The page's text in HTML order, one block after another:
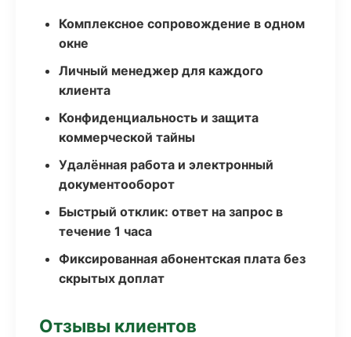
Комплексное сопровождение в одном
окне
Личный менеджер для каждого
клиента
Конфиденциальность и защита
коммерческой тайны
Удалённая работа и электронный
документооборот
Быстрый отклик: ответ на запрос в
течение 1 часа
Фиксированная абонентская плата без
скрытых доплат
Отзывы клиентов